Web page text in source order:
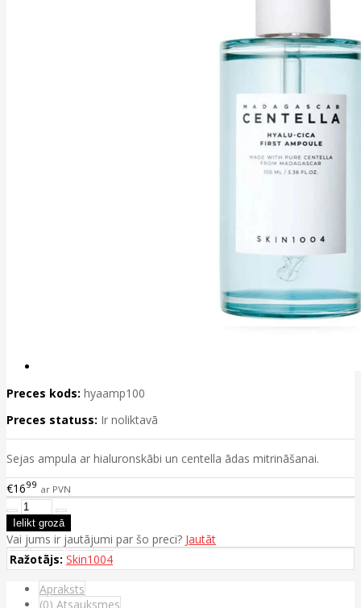
Preces kods: hyaamp100
Preces statuss: Ir noliktavā
Sejas ampula ar hialuronskābi un centella ādas mitrināšanai.
€1699 ar PVN
Vai jums ir jautājumi par šo preci? Jautāt
Ražotājs: Skin1004
Apraksts
(0) Atsauksmes